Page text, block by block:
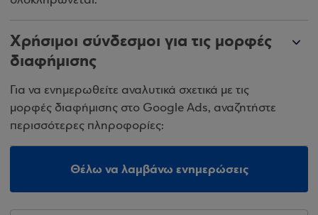
Χρήσιμοι σύνδεσμοι για τις μορφές
διαφήμισης
Για να ενημερωθείτε αναλυτικά σχετικά με τις
μορφές διαφήμισης στο Google Ads, αναζητήστε
περισσότερες πληροφορίες:
Θέλω να λαμβάνω ενημερώσεις